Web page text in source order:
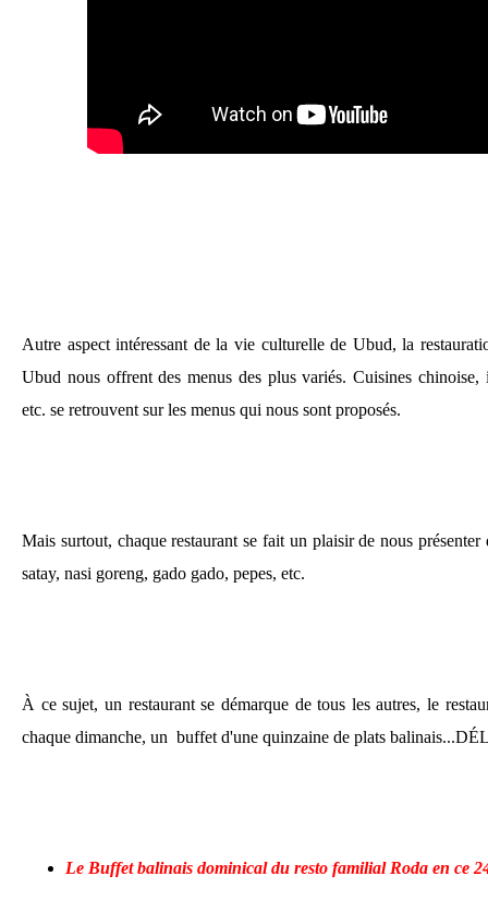
Autre aspect intéressant de la vie culturelle de Ubud, la
Ubud nous offrent des menus des plus variés. Cuisines chinoise,
etc. se retrouvent sur les menus qui nous sont proposés.
Mais surtout, chaque restaurant se fait un plaisir de nous
satay, nasi goreng, gado gado, pepes, etc.
À ce sujet, un restaurant se démarque de tous les autres, le
chaque dimanche, un buffet d'une quinzaine de plats
Le Buffet balinais dominical du resto familial Roda en ce